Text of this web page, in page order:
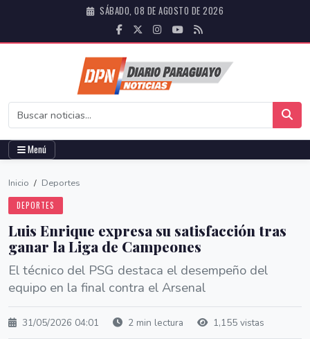
SÁBADO, 08 DE AGOSTO DE 2026
Menú
Inicio / Deportes
DEPORTES
Luis Enrique expresa su satisfacción tras
ganar la Liga de Campeones
El técnico del PSG destaca el desempeño del
equipo en la final contra el Arsenal
31/05/2026 04:01 2 min lectura 1,155 vistas